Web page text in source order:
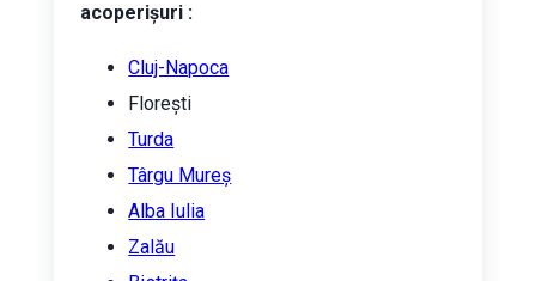
acoperișuri :
Cluj-Napoca
Florești
Turda
Târgu Mureș
Alba Iulia
Zalău